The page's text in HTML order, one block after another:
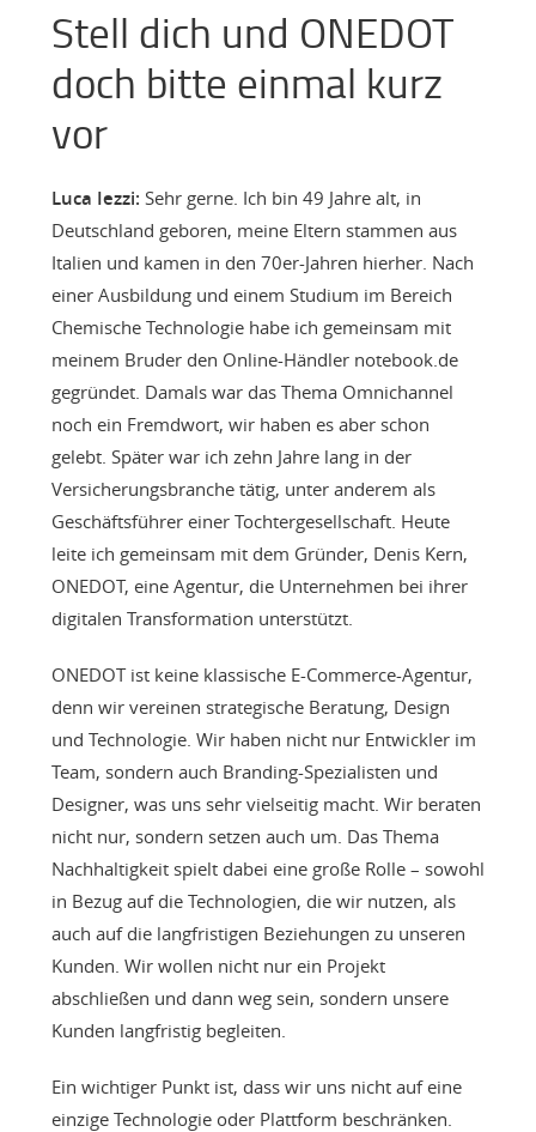
Stell dich und ONEDOT
doch bitte einmal kurz
vor
Luca Iezzi: Sehr gerne. Ich bin 49 Jahre alt, in
Deutschland geboren, meine Eltern stammen aus
Italien und kamen in den 70er-Jahren hierher. Nach
einer Ausbildung und einem Studium im Bereich
Chemische Technologie habe ich gemeinsam mit
meinem Bruder den Online-Händler notebook.de
gegründet. Damals war das Thema Omnichannel
noch ein Fremdwort, wir haben es aber schon
gelebt. Später war ich zehn Jahre lang in der
Versicherungsbranche tätig, unter anderem als
Geschäftsführer einer Tochtergesellschaft. Heute
leite ich gemeinsam mit dem Gründer, Denis Kern,
ONEDOT, eine Agentur, die Unternehmen bei ihrer
digitalen Transformation unterstützt.
ONEDOT ist keine klassische E-Commerce-Agentur,
denn wir vereinen strategische Beratung, Design
und Technologie. Wir haben nicht nur Entwickler im
Team, sondern auch Branding-Spezialisten und
Designer, was uns sehr vielseitig macht. Wir beraten
nicht nur, sondern setzen auch um. Das Thema
Nachhaltigkeit spielt dabei eine große Rolle – sowohl
in Bezug auf die Technologien, die wir nutzen, als
auch auf die langfristigen Beziehungen zu unseren
Kunden. Wir wollen nicht nur ein Projekt
abschließen und dann weg sein, sondern unsere
Kunden langfristig begleiten.
Ein wichtiger Punkt ist, dass wir uns nicht auf eine
einzige Technologie oder Plattform beschränken.